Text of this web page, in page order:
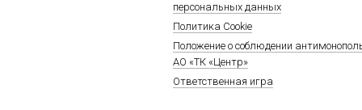
персональных данных
Политика Cookie
Положение о соблюдении
АО «ТК «Центр»
Ответственная игра